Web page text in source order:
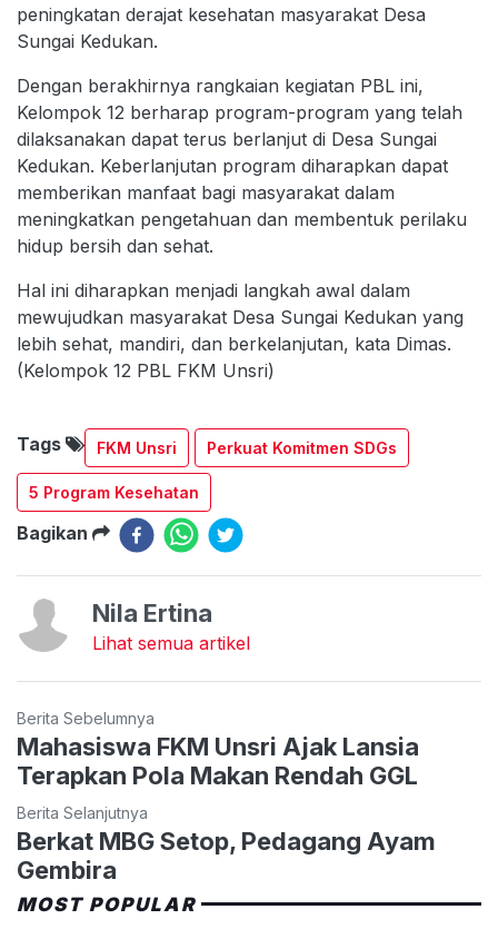
peningkatan derajat kesehatan masyarakat Desa
Sungai Kedukan.
Dengan berakhirnya rangkaian kegiatan PBL ini,
Kelompok 12 berharap program-program yang telah
dilaksanakan dapat terus berlanjut di Desa Sungai
Kedukan. Keberlanjutan program diharapkan dapat
memberikan manfaat bagi masyarakat dalam
meningkatkan pengetahuan dan membentuk perilaku
hidup bersih dan sehat.
Hal ini diharapkan menjadi langkah awal dalam
mewujudkan masyarakat Desa Sungai Kedukan yang
lebih sehat, mandiri, dan berkelanjutan, kata Dimas.
(Kelompok 12 PBL FKM Unsri)
Tags FKM Unsri Perkuat Komitmen SDGs
5 Program Kesehatan
Bagikan
Nila Ertina
Lihat semua artikel
Berita Sebelumnya
Mahasiswa FKM Unsri Ajak Lansia
Terapkan Pola Makan Rendah GGL
Berita Selanjutnya
Berkat MBG Setop, Pedagang Ayam
Gembira
MOST POPULAR